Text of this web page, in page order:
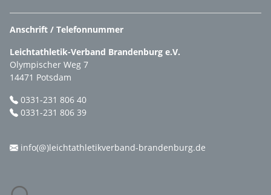
Anschrift / Telefonnummer
Leichtathletik-Verband Brandenburg e.V.
Olympischer Weg 7
14471 Potsdam
0331-231 806 40
0331-231 806 39
info(@)leichtathletikverband-brandenburg.de